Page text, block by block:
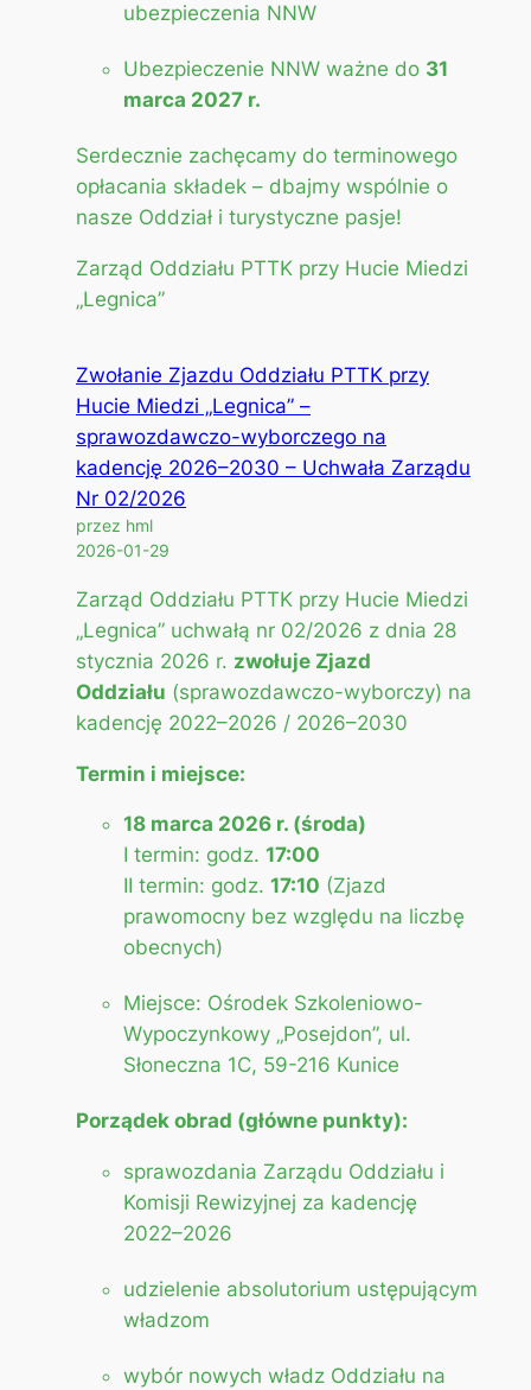
ubezpieczenia NNW
Ubezpieczenie NNW ważne do 31
marca 2027 r.
Serdecznie zachęcamy do terminowego
opłacania składek – dbajmy wspólnie o
nasze Oddział i turystyczne pasje!
Zarząd Oddziału PTTK przy Hucie Miedzi
„Legnica”
Zwołanie Zjazdu Oddziału PTTK przy
Hucie Miedzi „Legnica” –
sprawozdawczo-wyborczego na
kadencję 2026–2030 – Uchwała Zarządu
Nr 02/2026
przez hml
2026-01-29
Zarząd Oddziału PTTK przy Hucie Miedzi
„Legnica” uchwałą nr 02/2026 z dnia 28
stycznia 2026 r. zwołuje Zjazd
Oddziału (sprawozdawczo-wyborczy) na
kadencję 2022–2026 / 2026–2030
Termin i miejsce:
18 marca 2026 r. (środa)
I termin: godz. 17:00
II termin: godz. 17:10 (Zjazd
prawomocny bez względu na liczbę
obecnych)
Miejsce: Ośrodek Szkoleniowo-
Wypoczynkowy „Posejdon”, ul.
Słoneczna 1C, 59-216 Kunice
Porządek obrad (główne punkty):
sprawozdania Zarządu Oddziału i
Komisji Rewizyjnej za kadencję
2022–2026
udzielenie absolutorium ustępującym
władzom
wybór nowych władz Oddziału na